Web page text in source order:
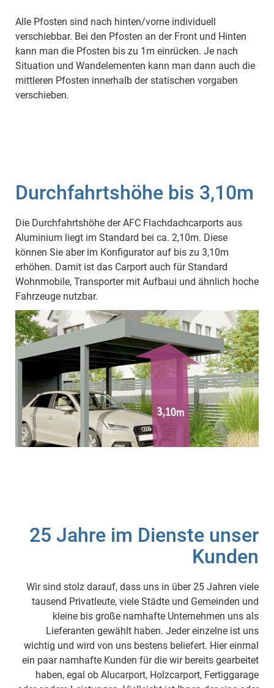
Alle Pfosten sind nach hinten/vorne individuell
verschiebbar. Bei den Pfosten an der Front und Hinten
kann man die Pfosten bis zu 1m einrücken. Je nach
Situation und Wandelementen kann man dann auch die
mittleren Pfosten innerhalb der statischen vorgaben
verschieben.
Durchfahrtshöhe bis 3,10m
Die Durchfahrtshöhe der AFC Flachdachcarports aus
Aluminium liegt im Standard bei ca. 2,10m. Diese
können Sie aber im Konfigurator auf bis zu 3,10m
erhöhen. Damit ist das Carport auch für Standard
Wohnmobile, Transporter mit Aufbaui und ähnlich hoche
Fahrzeuge nutzbar.
25 Jahre im Dienste unser
Kunden
Wir sind stolz darauf, dass uns in über 25 Jahren viele
tausend Privatleute, viele Städte und Gemeinden und
kleine bis große namhafte Unternehmen uns als
Lieferanten gewählt haben. Jeder einzelne ist uns
wichtig und wird von uns bestens beliefert. Hier einmal
ein paar namhafte Kunden für die wir bereits gearbeitet
haben, egal ob Alucarport, Holzcarport, Fertiggarage